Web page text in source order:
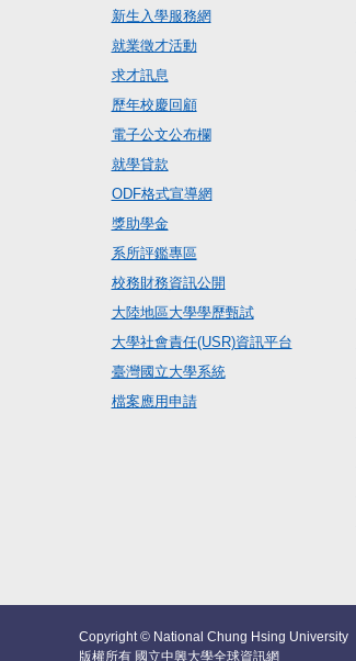
新生入學服務網
就業徵才活動
求才訊息
歷年校慶回顧
電子公文公布欄
就學貸款
ODF格式宣導網
獎助學金
系所評鑑專區
校務財務資訊公開
大陸地區大學學歷甄試
大學社會責任(USR)資訊平台
臺灣國立大學系統
檔案應用申請
Copyright © National Chung Hsing University
版權所有 國立中興大學全球資訊網